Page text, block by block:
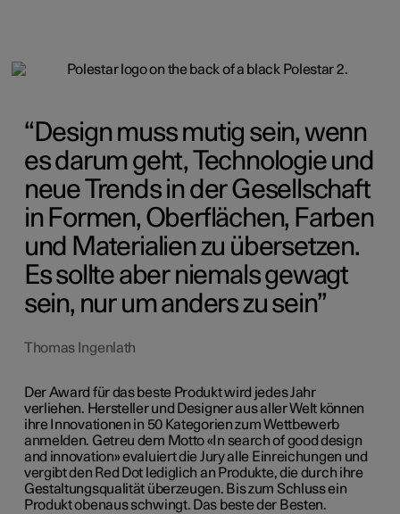
Design muss mutig sein, wenn
es darum geht, Technologie und
neue Trends in der Gesellschaft
in Formen, Oberflächen, Farben
und Materialien zu übersetzen.
Es sollte aber niemals gewagt
sein, nur um anders zu sein
Thomas Ingenlath
Der Award für das beste Produkt wird jedes Jahr
verliehen. Hersteller und Designer aus aller Welt können
ihre Innovationen in 50 Kategorien zum Wettbewerb
anmelden. Getreu dem Motto «In search of good design
and innovation» evaluiert die Jury alle Einreichungen und
vergibt den Red Dot lediglich an Produkte, die durch ihre
Gestaltungsqualität überzeugen. Bis zum Schluss ein
Produkt obenaus schwingt. Das beste der Besten.